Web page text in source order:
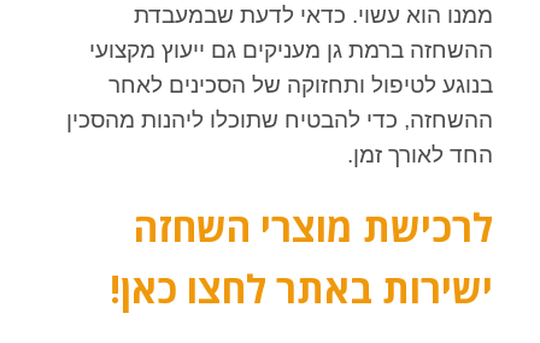
ממנו הוא עשוי. כדאי לדעת שבמעבדת
ההשחזה ברמת גן מעניקים גם ייעוץ מקצועי
בנוגע לטיפול ותחזוקה של הסכינים לאחר
ההשחזה, כדי להבטיח שתוכלו ליהנות מהסכין
החד לאורך זמן.
לרכישת מוצרי השחזה
ישירות באתר לחצו כאן!